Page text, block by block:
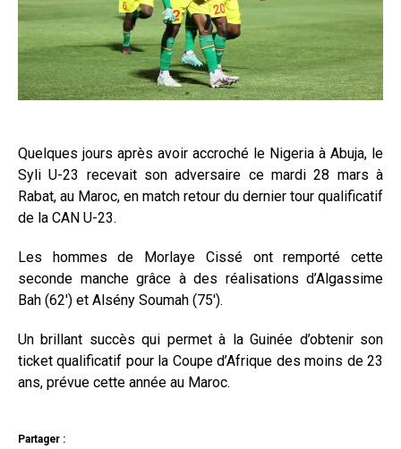
Quelques jours après avoir accroché le Nigeria à Abuja, le
Syli U-23 recevait son adversaire ce mardi 28 mars à
Rabat, au Maroc, en match retour du dernier tour qualificatif
de la CAN U-23.
Les hommes de Morlaye Cissé ont remporté cette
seconde manche grâce à des réalisations d’Algassime
Bah (62′) et Alsény Soumah (75′).
Un brillant succès qui permet à la Guinée d’obtenir son
ticket qualificatif pour la Coupe d’Afrique des moins de 23
ans, prévue cette année au Maroc.
Partager :